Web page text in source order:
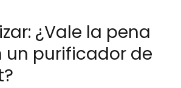
¿Vale la pena
un purificador de